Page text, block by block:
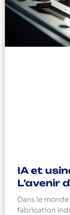
IA et
L’avenir
Dans le
fabrication